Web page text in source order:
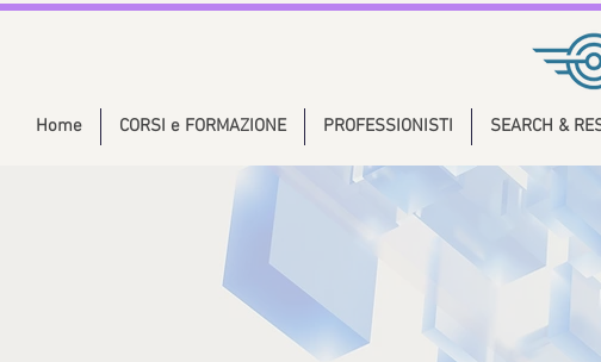
Home CORSI e FORMAZIONE PROFESSIONISTI SEARCH &